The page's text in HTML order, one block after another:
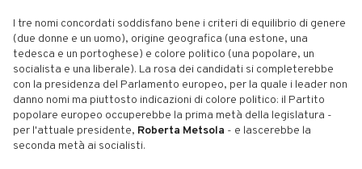
I tre nomi concordati soddisfano bene i criteri di equilibrio di genere
(due donne e un uomo), origine geografica (una estone, una
tedesca e un portoghese) e colore politico (una popolare, un
socialista e una liberale). La rosa dei candidati si completerebbe
con la presidenza del Parlamento europeo, per la quale i leader non
danno nomi ma piuttosto indicazioni di colore politico: il Partito
popolare europeo occuperebbe la prima metà della legislatura -
per l'attuale presidente, Roberta Metsola - e lascerebbe la
seconda metà ai socialisti.